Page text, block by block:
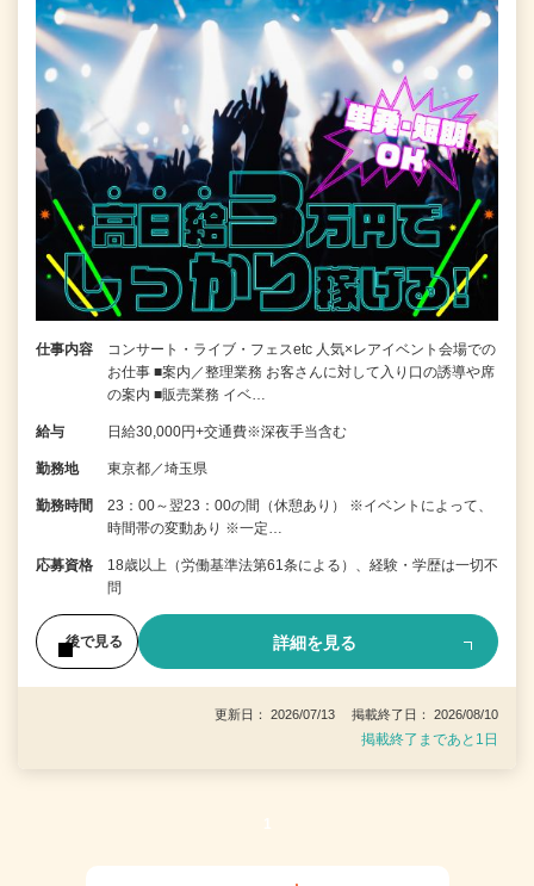
仕事内容
コンサート・ライブ・フェスetc 人気×レアイベント会場での
お仕事 ■案内／整理業務 お客さんに対して入り口の誘導や席
の案内 ■販売業務 イベ…
給与 日給30,000円+交通費※深夜手当含む
勤務地 東京都／埼玉県
勤務時間
23：00～翌23：00の間（休憩あり） ※イベントによって、
時間帯の変動あり ※一定…
応募資格
18歳以上（労働基準法第61条による）、経験・学歴は一切不
問
後で見る 詳細を見る
更新日： 2026/07/13 掲載終了日： 2026/08/10
掲載終了まであと1日
1